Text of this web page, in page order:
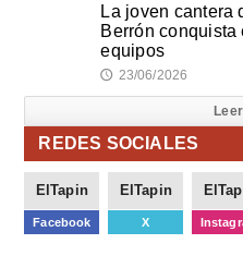
La joven cantera
Berrón conquista
equipos
🕔 23/06/2026
REDES SOCIALES
ElTapin
Facebook
ElTapin
X